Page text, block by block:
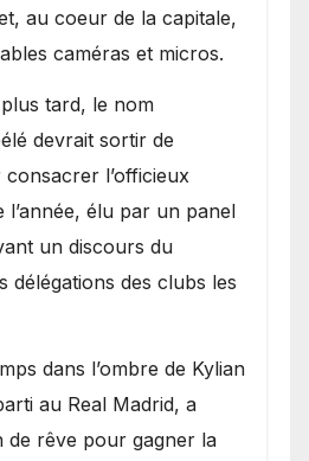
au coeur de la capitale,
caméras et micros.
tard, le nom
devrait sortir de
l’officieux
l’année, élu par un panel
un discours du
délégations des clubs les
dans l’ombre de Kylian
au Real Madrid, a
de rêve pour gagner la